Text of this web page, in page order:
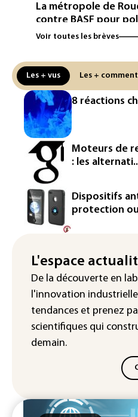
La métropole de
contre BASF pour
Canicule: à l'arrêt
réseau
Véhicules de
France ouvre la voie
homologation
Iris³: Eutelsat
d'euros dans la
européenne
Le magazine VSD
l'entrepreneur
La production
"Retour en force"
chaleur dans les
France
Voir toutes les brèves
Les + vus Les +
8 réactions
Moteurs de
: les
Dispositifs
protection
L'espace
De la découverte en
l'innovation
tendances et prenez
scientifiques qui
demain.